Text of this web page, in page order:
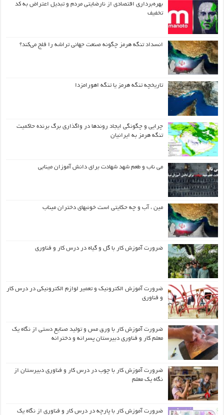
بهره‌برداری اقتصادی از نارضایتی مردم و تبدیل اعتراض به کد
تخفیف
انسداد تنگه هرمز چگونه صنعت جهانی تراشه را فلج می‌کند؟
تاریخچه تنگه هرمز یا تنگه اهورامزدا
چرایی و چگونگی ایجاد روندها در واگذاری برگ برنده حاکمیت
تنگه هرمز به ایرانیان
می ناب و طعم شهد شهادت برای دانش آموزان مینابی
مین ، آب و چه حکایتی است خونبهای دختران میناب
ضرورت آموزش کار با گل و گیاه در درس کار و فناوری
ضرورت آموزش الکترونیک و تعمیر لوازم الکترونیکی در درس کار
و فناوری
ضرورت آموزش کار با ورق مس و تولید صنایع دستی از نگاه یک
معلم کار و فناوری دبیرستان پسرانه و دخترانه
ضرورت آموزش کار با چوب در درس کار و فناوری دبیرستان از
نگاه یک معلم
ضرورت آموزش کار با پارچه در درس کار و فناوری از نگاه یک